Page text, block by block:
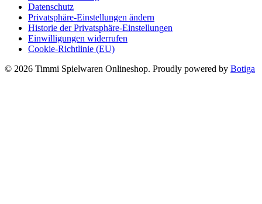
Datenschutz
Privatsphäre-Einstellungen ändern
Historie der Privatsphäre-Einstellungen
Einwilligungen widerrufen
Cookie-Richtlinie (EU)
© 2026 Timmi Spielwaren Onlineshop. Proudly powered by Botiga